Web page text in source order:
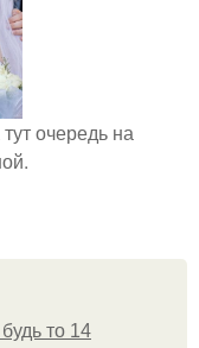
очередь на
то 14